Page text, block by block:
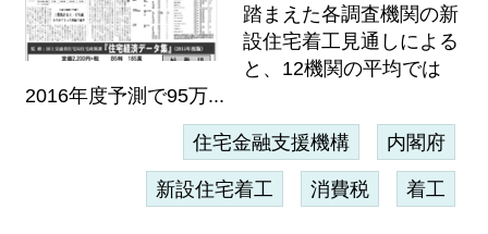
踏まえた各調査機関の新
設住宅着工見通しによる
と、12機関の平均では
2016年度予測で95万...
住宅金融支援機構 内閣府
新設住宅着工 消費税 着工